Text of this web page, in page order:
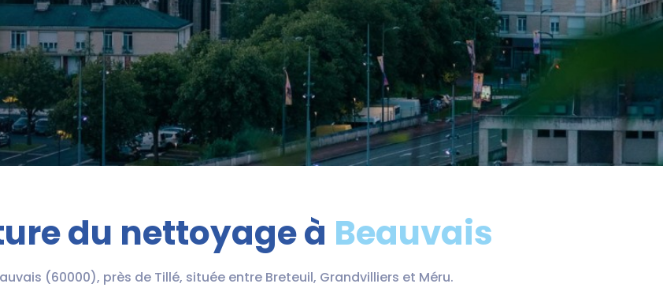
du nettoyage à Beauvais
(60000), près de Tillé, située entre Breteuil, Grandvilliers et Méru.